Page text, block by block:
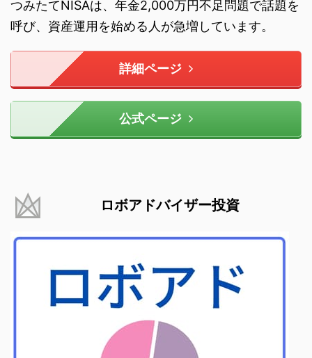
つみたてNISAは、年金2,000万円不足問題で話題を
呼び、資産運用を始める人が急増しています。
詳細ページ
公式ページ
ロボアドバイザー投資